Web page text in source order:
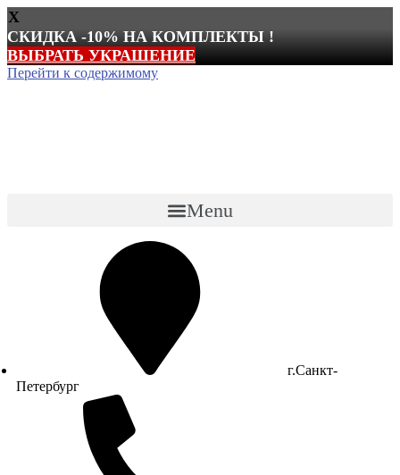
X
СКИДКА -10% НА КОМПЛЕКТЫ !
ВЫБРАТЬ УКРАШЕНИЕ
Перейти к содержимому
Menu
г.Санкт-
Петербург